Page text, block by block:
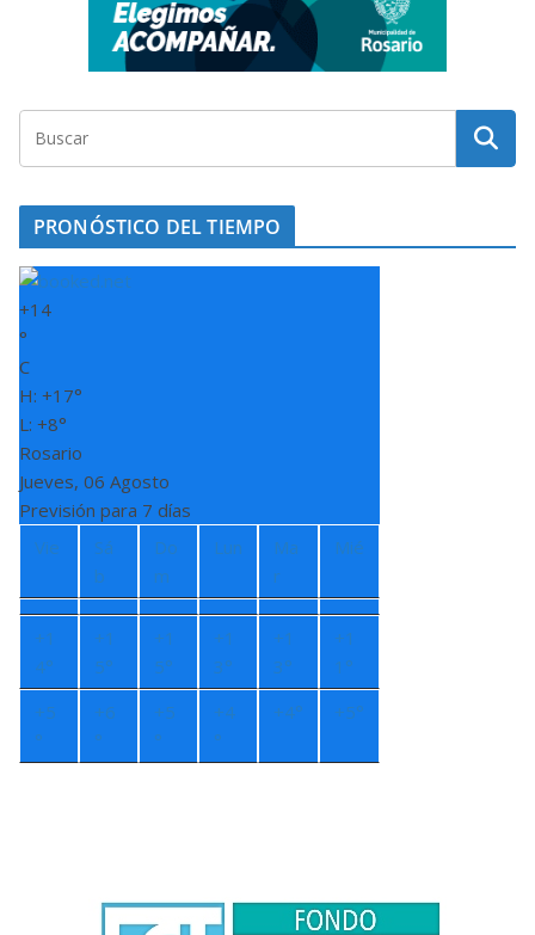
PRONÓSTICO DEL TIEMPO
+14
°
C
H: +17°
L: +8°
Rosario
Jueves, 06 Agosto
Previsión para 7 días
Vie
Sá
b
Do
m
Lun
Ma
r
Mié
+1
4°
+1
5°
+1
5°
+1
3°
+1
3°
+1
1°
+5
°
+6
°
+5
°
+4
°
+4° +5°